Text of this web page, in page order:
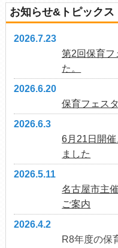
お知らせ&トピックス
2026.7.23
第2回保育フ
た。
2026.6.20
保育フェス
2026.6.3
6月21日開
ました
2026.5.11
名古屋市主
ご案内
2026.4.2
R8年度の保